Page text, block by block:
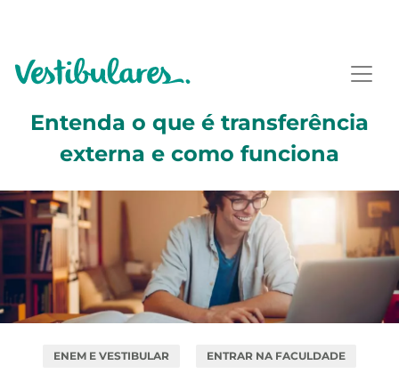
Entenda o que é transferência
externa e como funciona
ENEM E VESTIBULAR ENTRAR NA FACULDADE